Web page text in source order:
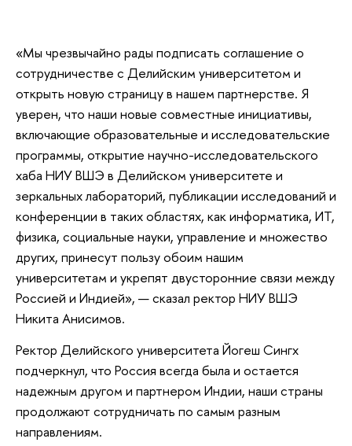
«Мы чрезвычайно рады подписать соглашение о
сотрудничестве с Делийским университетом и
открыть новую страницу в нашем партнерстве. Я
уверен, что наши новые совместные инициативы,
включающие образовательные и исследовательские
программы, открытие научно-исследовательского
хаба НИУ ВШЭ в Делийском университете и
зеркальных лабораторий, публикации исследований и
конференции в таких областях, как информатика, ИТ,
физика, социальные науки, управление и множество
других, принесут пользу обоим нашим
университетам и укрепят двусторонние связи между
Россией и Индией», — сказал ректор НИУ ВШЭ
Никита Анисимов.
Ректор Делийского университета Йогеш Сингх
подчеркнул, что Россия всегда была и остается
надежным другом и партнером Индии, наши страны
продолжают сотрудничать по самым разным
направлениям.